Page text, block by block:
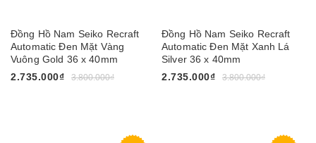
Đồng Hồ Nam Seiko Recraft
Automatic Đen Mặt Vàng
Vuông Gold 36 x 40mm
2.735.000₫
3.800.000₫
Đồng Hồ Nam Seiko Recraft
Automatic Đen Mặt Xanh Lá
Silver 36 x 40mm
2.735.000₫
3.800.000₫